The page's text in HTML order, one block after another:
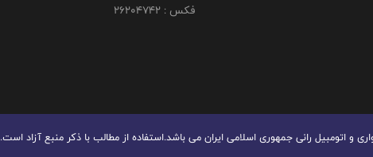
فکس : ۲۶۲۰۴۷۴۲
اتومبیل رانی جمهوری اسلامی ایران می باشد.استفاده از مطالب با ذكر منبع آزاد است.